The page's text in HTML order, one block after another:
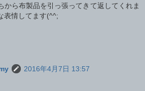
から布製品を引っ張ってきて返してくれま
表情してます(^^;
2016年4月7日 13:57